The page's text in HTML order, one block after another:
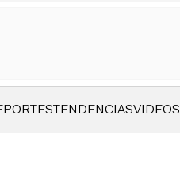
TENDENCIASVIDEOS